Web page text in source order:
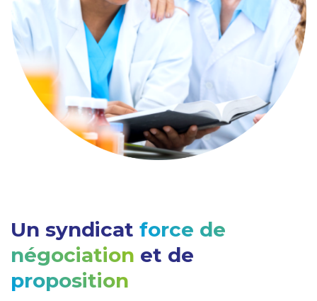
Un syndicat force de
négociation et de
proposition